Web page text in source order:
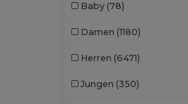
Baby (78)
Damen (1180)
Herren (6471)
Jungen (350)